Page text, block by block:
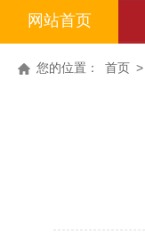
网站首页
您的位置： 首页 >